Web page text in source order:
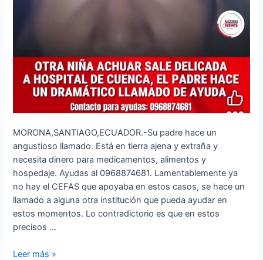
MORONA,SANTIAGO,ECUADOR.-Su padre hace un
angustioso llamado. Está en tierra ajena y extraña y
necesita dinero para medicamentos, alimentos y
hospedaje. Ayudas al 0968874681. Lamentablemente ya
no hay el CEFAS que apoyaba en estos casos, se hace un
llamado a alguna otra institución que pueda ayudar en
estos momentos. Lo contradictorio es que en estos
precisos …
Leer más »